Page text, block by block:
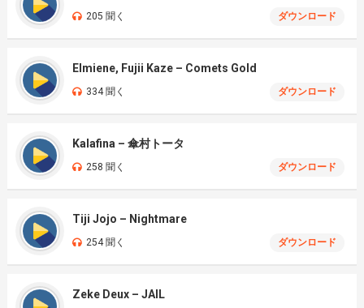
205 聞く ダウンロード
Elmiene, Fujii Kaze – Comets Gold
334 聞く ダウンロード
Kalafina – 傘村トータ
258 聞く ダウンロード
Tiji Jojo – Nightmare
254 聞く ダウンロード
Zeke Deux – JAIL